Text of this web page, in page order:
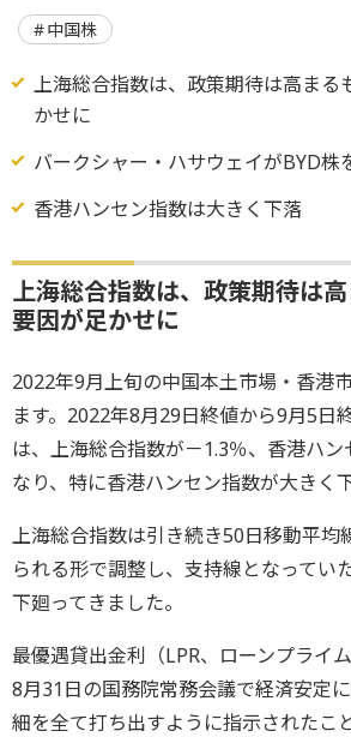
中国株
上海総合指数は、政策期待は高まる
かせに
バークシャー・ハサウェイがBYD株
香港ハンセン指数は大きく下落
上海総合指数は、政策期待は
要因が足かせに
2022年9月上旬の中国本土市場・香港
ます。2022年8月29日終値から9月5日
は、上海総合指数が－1.3％、香港ハン
なり、特に香港ハンセン指数が大きく
上海総合指数は引き続き50日移動平均
られる形で調整し、支持線となってい
下廻ってきました。
最優遇貸出金利（LPR、ローンプライ
8月31日の国務院常務会議で経済安定
細を全て打ち出すように指示されたこ